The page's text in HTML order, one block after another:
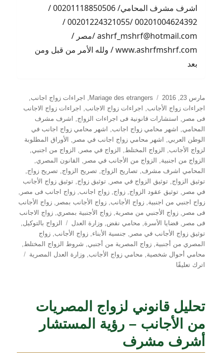
اشرف مشرف المحامي/ 00201118850506 /
00201004624392 /00201224321055 /
ashrf_mshrf@hotmail.com /مصر /
www.ashrfmshrf.com / ولله الأمر من قبل ومن
بعد
نُشرت
في
مارس 23, 2016 التصنيفات
Mariage des etrangers اجراءات زواج اجانب
اجراءات زواج الأجانب
اجراءات زواج الاجانب
اجراءات زواج الاجانب
فى مصر
استشارات قانونية فى اجراءات الزواج
اشرف مشرف
المحامي
اشهر محامي زواج اجانب
اشهر محامي زواج اجانب في
الوطن العربي
اشهر محامي زواج اجانب في مصر
الأوراق المطلوبة
لزواج الأجانب
الزواج المختلط الزواج في مصر الزواج من اجنبي
الزواج من اجنبية
الزواج من الأجانب في مصر القانون المصري
المحامي اشرف مشرف ,تصاريح الزواج ,تصريح الزواج ,تصريح زواج
توثيق الزواج ,توثيق الزواج في مصر ,توثيق زواج ,توثيق زواج الأجانب
في مصر
,توثيق عقود الزواج ,زواج ,زواج اجانب ,زواج اجانب فى مصر
زواج اجنبي من اجنبية ,زواج الأجانب ,زواج الأجانب بمصر ,زواج الأجانب
فى مصر
,زواج الأجنبي من مصرية ,زواج الأجنبية بمصري ,زواج الاجانب
فى مصر
,قضايا الأسرة محامي نقض ,وزارة العدل الوسوم
الزواج بالتوكيل
توثيق زواج الأجانب في مصر
جنسية الأبناء ,زواج الأجانب ,زواج
المصري من أجنبية ,زواج المصرية من أجنبي شروط الزواج المختلط
محامي أحوال شخصية
محامي زواج الأجانب ,وزارة العدل المصرية
اترك تعليقًا
الأجانب
في
مصر:
شامل
تحليل قانوني لزواج المصريات
من الأجانب – رؤية المستشار
أشرف مشرف